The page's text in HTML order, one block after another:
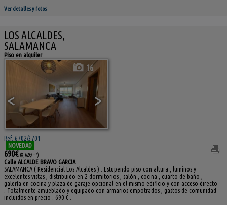
Ver detalles y fotos
LOS ALCALDES,
SALAMANCA
Piso en alquiler
< >
16
Ref. 6702/3701
NOVEDAD
690€ (8,62€/m²)
Calle ALCALDE BRAVO GARCIA
SALAMANCA ( Residencial Los Alcaldes ) : Estupendo piso con altura , luminos y
excelentes vistas , distribuido en 2 dormitorios , salón , cocina , cuarto de baño ,
galería en cocina y plaza de garaje opcional en el mismo edificio y con acceso directo
. Totalmente amueblado y equipado con armarios empotrados , gastos de comunidad
incluidos en precio . 690 € .